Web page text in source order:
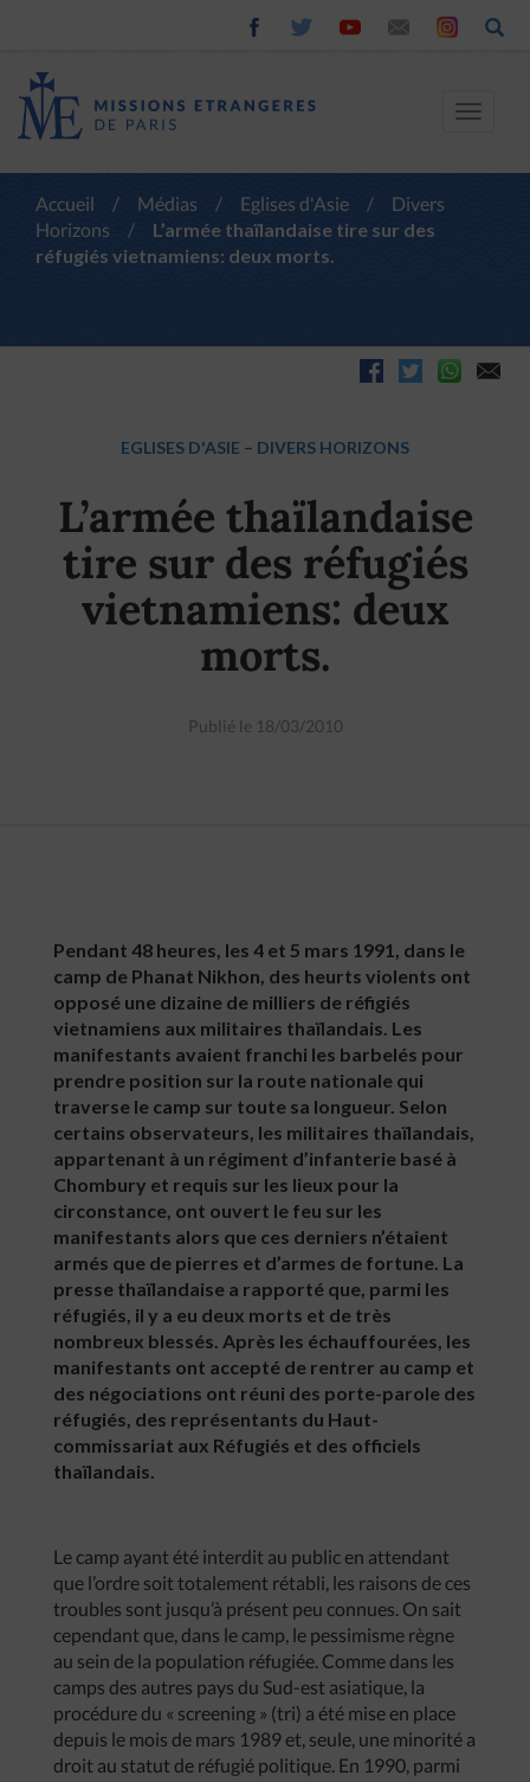
Toggle
Accueil / Médias / Eglises d'Asie /
Divers
Horizons
/
L’armée thaïlandaise tire sur des
réfugiés vietnamiens: deux morts.
EGLISES D'ASIE – DIVERS HORIZONS
L’armée thaïlandaise
tire sur des réfugiés
vietnamiens: deux
morts.
Publié le 18/03/2010
Pendant 48 heures, les 4 et 5 mars 1991, dans le
camp de Phanat Nikhon, des heurts violents ont
opposé une dizaine de milliers de réfigiés
vietnamiens aux militaires thaïlandais. Les
manifestants avaient franchi les barbelés pour
prendre position sur la route nationale qui
traverse le camp sur toute sa longueur. Selon
certains observateurs, les militaires thaïlandais,
appartenant à un régiment d’infanterie basé à
Chombury et requis sur les lieux pour la
circonstance, ont ouvert le feu sur les
manifestants alors que ces derniers n’étaient
armés que de pierres et d’armes de fortune. La
presse thaïlandaise a rapporté que, parmi les
réfugiés, il y a eu deux morts et de très
nombreux blessés. Après les échauffourées, les
manifestants ont accepté de rentrer au camp et
des négociations ont réuni des porte-parole des
réfugiés, des représentants du Haut-
commissariat aux Réfugiés et des officiels
thaïlandais.
Le camp ayant été interdit au public en attendant
que l’ordre soit totalement rétabli, les raisons de ces
troubles sont jusqu’à présent peu connues. On sait
cependant que, dans le camp, le pessimisme règne
au sein de la population réfugiée. Comme dans les
camps des autres pays du Sud-est asiatique, la
procédure du « screening » (tri) a été mise en place
depuis le mois de mars 1989 et, seule, une minorité a
droit au statut de réfugié politique. En 1990, parmi